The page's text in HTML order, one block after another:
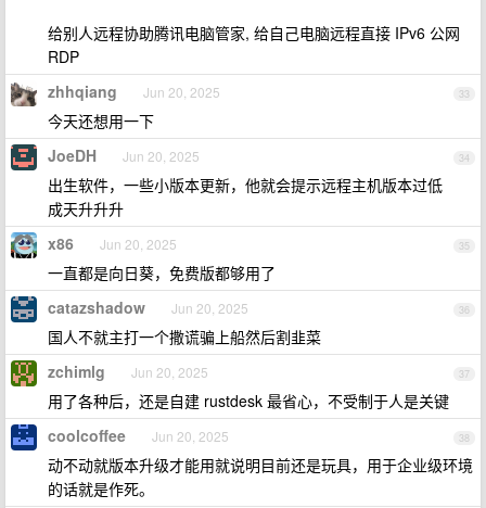
给别人远程协助腾讯电脑管家, 给自己电脑远程直接 IPv6 公网
RDP
33
zhhqiang Jun 20, 2025
今天还想用一下
34
JoeDH Jun 20, 2025
出生软件，一些小版本更新，他就会提示远程主机版本过低
成天升升升
35
x86 Jun 20, 2025
一直都是向日葵，免费版都够用了
36
catazshadow Jun 20, 2025
国人不就主打一个撒谎骗上船然后割韭菜
37
zchimlg Jun 20, 2025
用了各种后，还是自建 rustdesk 最省心，不受制于人是关键
38
coolcoffee Jun 20, 2025
动不动就版本升级才能用就说明目前还是玩具，用于企业级环境
的话就是作死。